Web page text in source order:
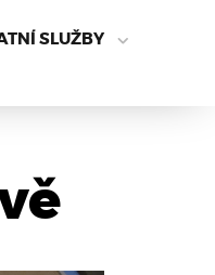
SLUŽBY